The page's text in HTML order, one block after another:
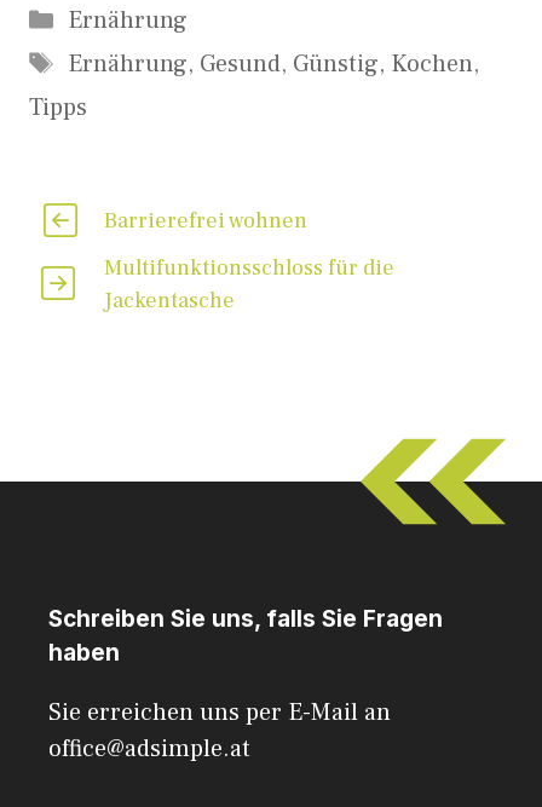
Kategorien
Ernährung
Schlagwörter
Ernährung, Gesund, Günstig, Kochen,
Tipps
Barrierefrei wohnen
Multifunktionsschloss für die
Jackentasche
Schreiben Sie uns, falls Sie Fragen
haben
Sie erreichen uns per E-Mail an
office@adsimple.at